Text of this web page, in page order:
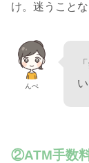
け。迷うこと
んぺ
②ATM手数